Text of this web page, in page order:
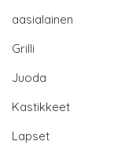
aasialainen
Grilli
Juoda
Kastikkeet
Lapset